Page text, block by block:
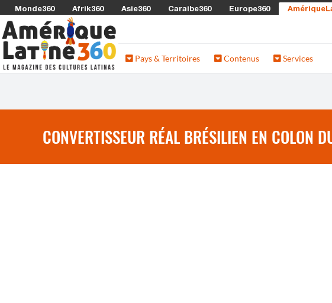
Monde360 Afrik360 Asie360 Caraibe360 Europe360
Pays & Territoires Contenus Services
CONVERTISSEUR RÉAL BRÉSILIEN EN COLON